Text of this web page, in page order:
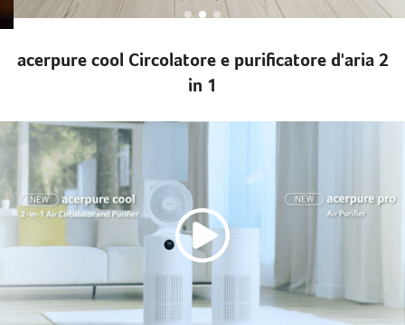
acerpure cool Circolatore e purificatore d'aria 2
in 1